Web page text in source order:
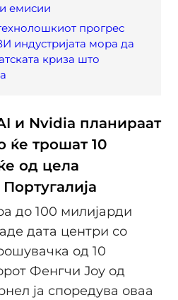
емисии
прогрес
индустријата мора да
криза што
и Nvidia планираат
ќе трошат 10
од цела
до 100 милијарди
дата центри со
од 10
Фенгчи Јоу од
ја споредува оваа